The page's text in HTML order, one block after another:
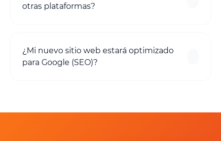
otras plataformas?
¿Mi nuevo sitio web estará optimizado
para Google (SEO)?